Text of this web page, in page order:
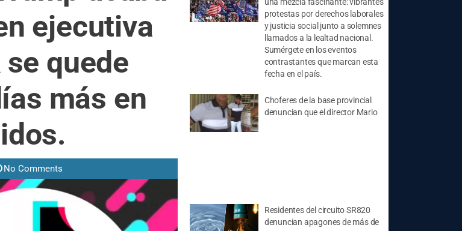
ejecutiva
quede
más en
No Comments
protestas por derechos laborales
y justicia social junto a solemnes
llamados a la lealtad nacional.
Sumérgete en los eventos
contrastantes que marcan esta
fecha en el país.
Choferes de la base provincial
denuncian que el director Mario
Residentes del circuito SR820
denuncian apagones de más de